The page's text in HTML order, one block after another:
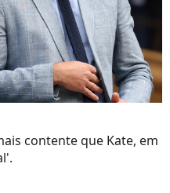
contente que Kate, em